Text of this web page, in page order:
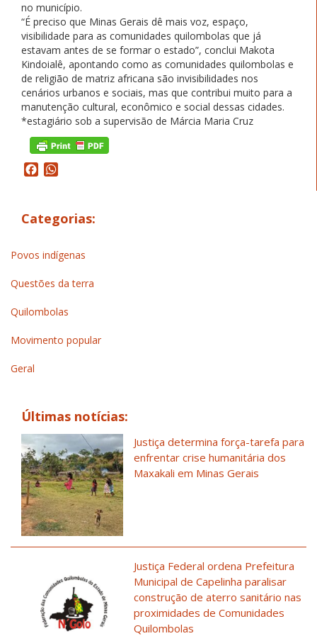
no município.
“É preciso que Minas Gerais dê mais voz, espaço,
visibilidade para as comunidades quilombolas que já
estavam antes de se formar o estado”, conclui Makota
Kindoialê, apontando como as comunidades quilombolas e
de religião de matriz africana são invisibilidades nos
cenários urbanos e sociais, mas que contribui muito para a
manutenção cultural, econômico e social dessas cidades.
*estagiário sob a supervisão de Márcia Maria Cruz
Facebook
Categorias:
Povos indígenas
Questões da terra
Quilombolas
Movimento popular
Geral
Últimas notícias:
Justiça determina força-tarefa para
enfrentar crise humanitária dos
Maxakali em Minas Gerais
Justiça Federal ordena Prefeitura
Municipal de Capelinha paralisar
construção de aterro sanitário nas
proximidades de Comunidades
Quilombolas